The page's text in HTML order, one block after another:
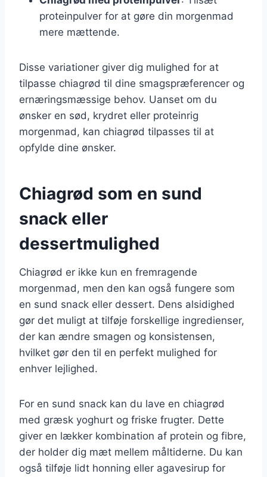
proteinpulver for at gøre din morgenmad
mere mættende.
Disse variationer giver dig mulighed for at
tilpasse chiagrød til dine smagspræferencer og
ernæringsmæssige behov. Uanset om du
ønsker en sød, krydret eller proteinrig
morgenmad, kan chiagrød tilpasses til at
opfylde dine ønsker.
Chiagrød som en sund
snack eller
dessertmulighed
Chiagrød er ikke kun en fremragende
morgenmad, men den kan også fungere som
en sund snack eller dessert. Dens alsidighed
gør det muligt at tilføje forskellige ingredienser,
der kan ændre smagen og konsistensen,
hvilket gør den til en perfekt mulighed for
enhver lejlighed.
For en sund snack kan du lave en chiagrød
med græsk yoghurt og friske frugter. Dette
giver en lækker kombination af protein og fibre,
der holder dig mæt mellem måltiderne. Du kan
også tilføje lidt honning eller agavesirup for